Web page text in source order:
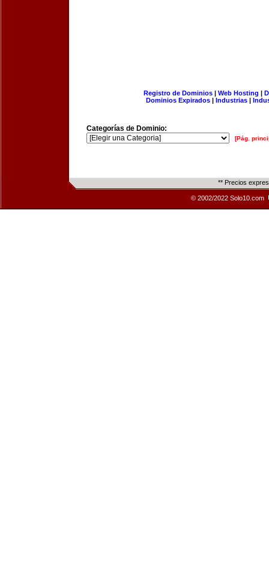
Registro de Dominios| Web Hosting |
Dominios Expirados | Industrias |
Categorías de Dominio:
[Pág.
** Precios
© 2002/2022 Solo10.com